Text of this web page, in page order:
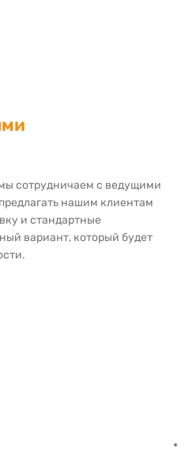
сотрудничаем с ведущими
нашим клиентам
и стандартные
вариант, который будет